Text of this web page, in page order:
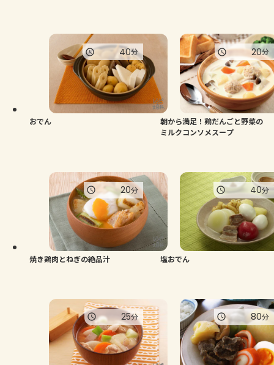
おでん
40分
朝から満足！鶏だんごと野菜の
ミルクコンソメスープ
20分
焼き鶏肉とねぎの絶品汁
20分
塩おでん
40分
25分 80分